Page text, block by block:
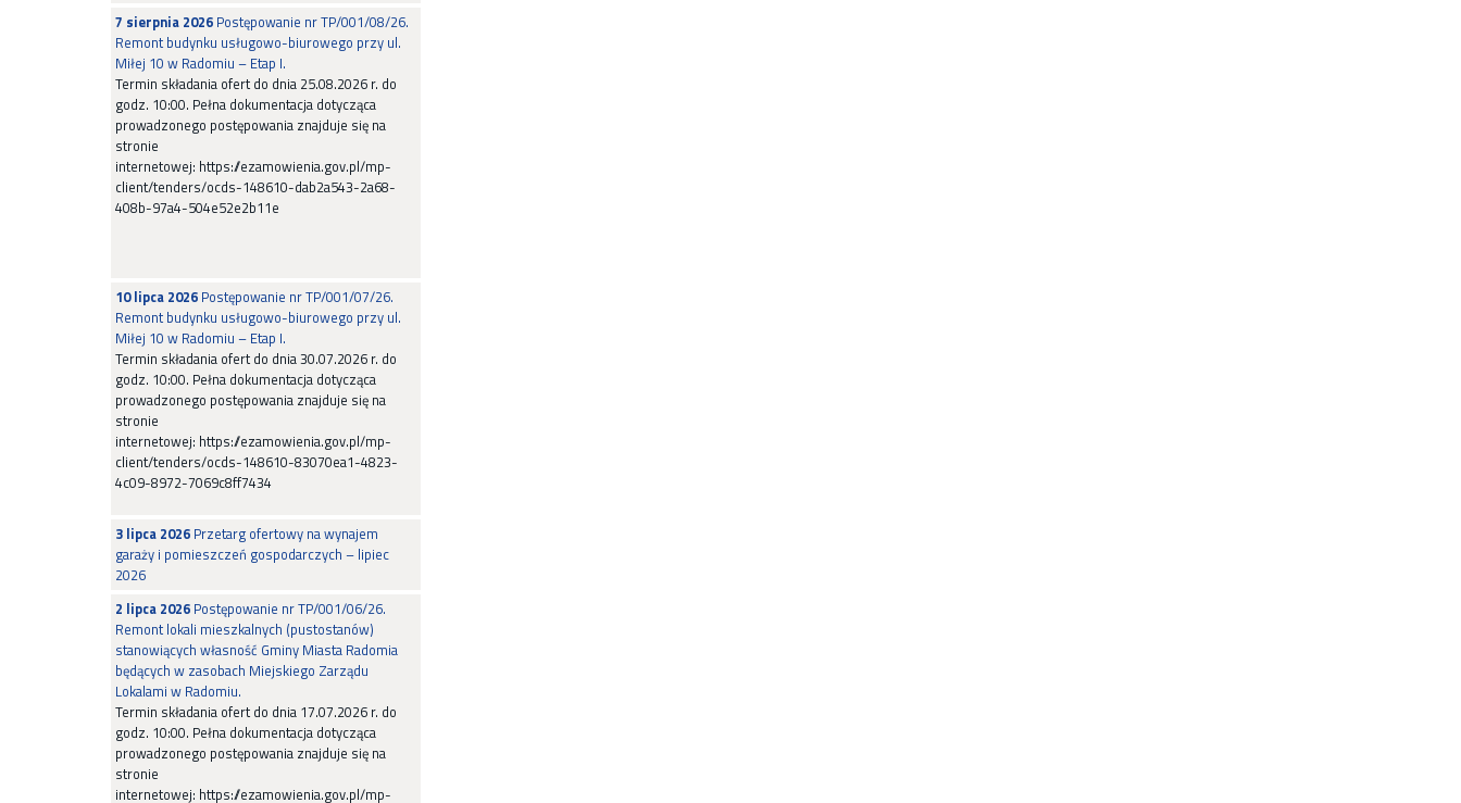
7 sierpnia 2026 Postępowanie nr TP/001/08/26.
Remont budynku usługowo-biurowego przy ul.
Miłej 10 w Radomiu – Etap I.
Termin składania ofert do dnia 25.08.2026 r. do
godz. 10:00. Pełna dokumentacja dotycząca
prowadzonego postępowania znajduje się na
stronie
internetowej: https://ezamowienia.gov.pl/mp-
client/tenders/ocds-148610-dab2a543-2a68-
408b-97a4-504e52e2b11e
10 lipca 2026 Postępowanie nr TP/001/07/26.
Remont budynku usługowo-biurowego przy ul.
Miłej 10 w Radomiu – Etap I.
Termin składania ofert do dnia 30.07.2026 r. do
godz. 10:00. Pełna dokumentacja dotycząca
prowadzonego postępowania znajduje się na
stronie
internetowej: https://ezamowienia.gov.pl/mp-
client/tenders/ocds-148610-83070ea1-4823-
4c09-8972-7069c8ff7434
3 lipca 2026 Przetarg ofertowy na wynajem
garaży i pomieszczeń gospodarczych – lipiec
2026
2 lipca 2026 Postępowanie nr TP/001/06/26.
Remont lokali mieszkalnych (pustostanów)
stanowiących własność Gminy Miasta Radomia
będących w zasobach Miejskiego Zarządu
Lokalami w Radomiu.
Termin składania ofert do dnia 17.07.2026 r. do
godz. 10:00. Pełna dokumentacja dotycząca
prowadzonego postępowania znajduje się na
stronie
internetowej: https://ezamowienia.gov.pl/mp-